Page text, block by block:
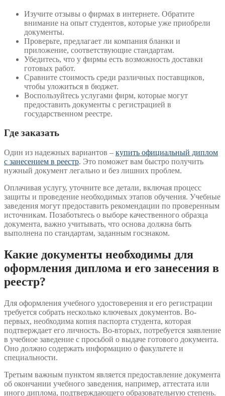
Изучите отзывы о фирмах в интернете. Обратите
внимание на опыт студентов, которые уже приобрели
документы.
Проверьте, предлагает ли компания бланки и
приложение, соответствующие стандартам.
Убедитесь, что у фирмы есть возможность доставки
готовых работ.
Сравните стоимость среди различных поставщиков,
чтобы уложиться в бюджет.
Воспользуйтесь услугами фирм, которые могут
предоставить документы с регистрацией в
государственном реестре.
Где заказать
Один из надежных вариантов – купить официальный диплом
с занесением в реестр. Это поможет вам быстро получить
нужный документ легально и без лишних проблем.
Оплачивая услугу, уточните все детали, включая процесс
защиты и проведение необходимых этапов обучения. Учебные
заведения могут предоставить рекомендации по проверенным
источникам. Позаботьтесь о выборе качественного образца
документа, важно учитывать, что основа должна быть
выполнена по стандартам, заданным госзнаком.
Какие документы необходимы для
оформления диплома и его занесения в
реестр?
Для оформления учебного удостоверения и его регистрации
требуется собрать несколько ключевых документов. Во-
первых, необходима копия паспорта студента, которая
подтверждает его личность. Во-вторых, потребуется заявление
в учебное заведение с просьбой о выдаче готового документа.
Оно должно содержать информацию о факультете и
специальности.
Третьим важным пунктом является предоставление документа
об окончании учебного заведения, например, аттестата или
иного диплома, подтверждающего образовательную степень.